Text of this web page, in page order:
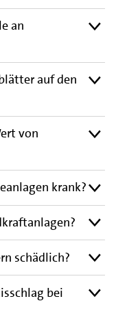
an
auf den
von
krank?
schädlich?
bei